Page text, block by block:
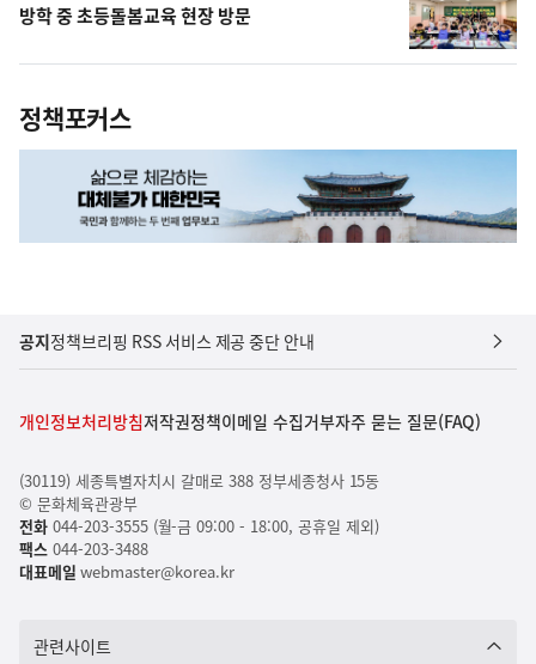
방학 중 초등돌봄교육 현장 방문
정책포커스
공지정책브리핑 RSS 서비스 제공 중단 안내
개인정보처리방침저작권정책이메일 수집거부자주 묻는 질문(FAQ)
(30119) 세종특별자치시 갈매로 388 정부세종청사 15동
© 문화체육관광부
전화044-203-3555 (월-금 09:00 - 18:00, 공휴일 제외)
팩스044-203-3488
대표메일 webmaster@korea.kr
관련사이트